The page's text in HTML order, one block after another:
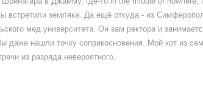
встретили земляка. Да ещё откуда - из
мед.университета. Он зам ректора и
даже нашли точку соприкосновения. Мой кот из
из разряда невероятного.